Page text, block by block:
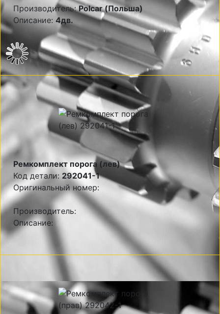
Производитель:Polcar (Польша)
Описание: 4дв.
Ремкомплект порога (лев)
Код детали: 292041-1
Оригинальный номер:
Производитель:
Описание: